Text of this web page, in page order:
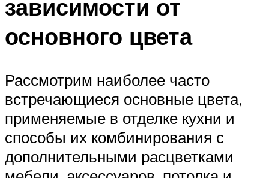
зависимости от
основного цвета
Рассмотрим наиболее часто
встречающиеся основные цвета,
применяемые в отделке кухни и
способы их комбинирования с
дополнительными расцветками